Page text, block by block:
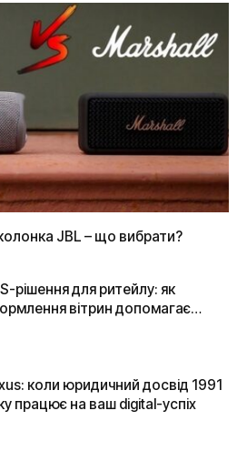
JBL – що вибрати?
рішення для ритейлу: як
вітрин допомагає
коли юридичний досвід 1991
працює на ваш digital-успіх